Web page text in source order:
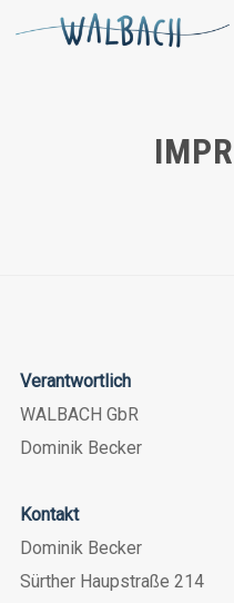
Verantwortlich
WALBACH GbR
Dominik Becker
Kontakt
Dominik Becker
Sürther Haupstraße 214